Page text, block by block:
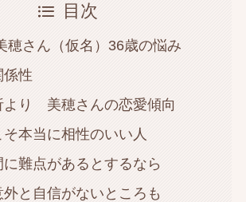
目次
穂さん（仮名）36歳の悩み
係性
より 美穂さんの恋愛傾向
本当に相性のいい人
に難点があるとするなら
外と自信がないところも